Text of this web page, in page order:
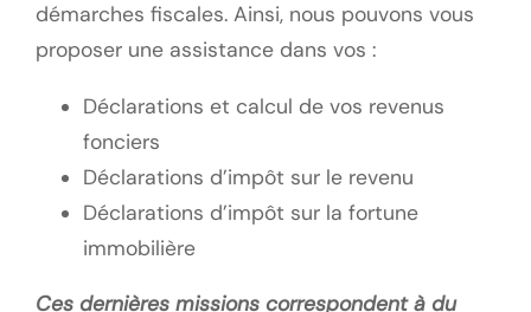
démarches fiscales. Ainsi, nous pouvons vous
proposer une assistance dans vos :
Déclarations et calcul de vos revenus
fonciers
Déclarations d’impôt sur le revenu
Déclarations d’impôt sur la fortune
immobilière
Ces dernières missions correspondent à du